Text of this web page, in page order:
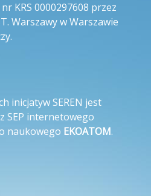
KRS 0000297608 przez
Warszawy w Warszawie
inicjatyw SEREN jest
SEP internetowego
naukowego EKOATOM.